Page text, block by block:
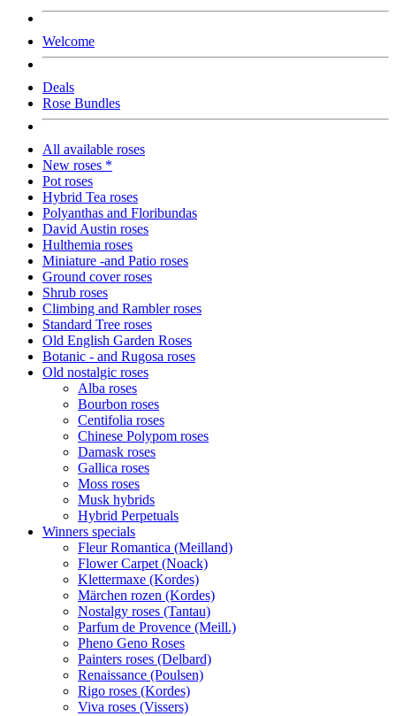
Welcome
Deals
Rose Bundles
All available roses
New roses *
Pot roses
Hybrid Tea roses
Polyanthas and Floribundas
David Austin roses
Hulthemia roses
Miniature -and Patio roses
Ground cover roses
Shrub roses
Climbing and Rambler roses
Standard Tree roses
Old English Garden Roses
Botanic - and Rugosa roses
Old nostalgic roses
Alba roses
Bourbon roses
Centifolia roses
Chinese Polypom roses
Damask roses
Gallica roses
Moss roses
Musk hybrids
Hybrid Perpetuals
Winners specials
Fleur Romantica (Meilland)
Flower Carpet (Noack)
Klettermaxe (Kordes)
Märchen rozen (Kordes)
Nostalgy roses (Tantau)
Parfum de Provence (Meill.)
Pheno Geno Roses
Painters roses (Delbard)
Renaissance (Poulsen)
Rigo roses (Kordes)
Viva roses (Vissers)